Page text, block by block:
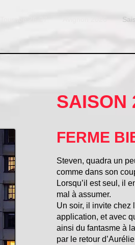
SAISON
FERME
Steven, quadra un
comme dans son
Lorsqu’il est seul, il
mal à assumer.
Un soir, il invite chez
application, et avec
ainsi du fantasme à
par le retour d